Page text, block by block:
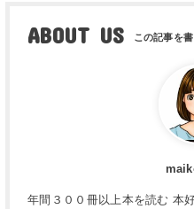
ABOUT US
年間３００冊以上本を読む 本